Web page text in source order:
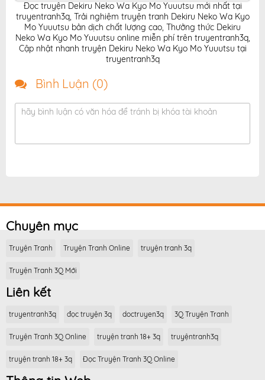
Đọc truyện Dekiru Neko Wa Kyo Mo Yuuutsu mới nhất tại
truyentranh3q, Trải nghiệm truyện tranh Dekiru Neko Wa Kyo
Mo Yuuutsu bản dịch chất lượng cao, Thưởng thức Dekiru
Neko Wa Kyo Mo Yuuutsu online miễn phí trên truyentranh3q,
Cập nhật nhanh truyện Dekiru Neko Wa Kyo Mo Yuuutsu tại
truyentranh3q
Bình Luận (0)
hãy bình luận có văn hóa để tránh bị khóa tài khoản
Chuyên mục
Truyện Tranh Truyện Tranh Online truyện tranh 3q
Truyện Tranh 3Q Mới
Liên kết
truyentranh3q đọc truyện 3q doctruyen3q 3Q Truyện Tranh
Truyện Tranh 3Q Online truyện tranh 18+ 3q truyệntranh3q
truyện tranh 18+ 3q Đọc Truyện Tranh 3Q Online